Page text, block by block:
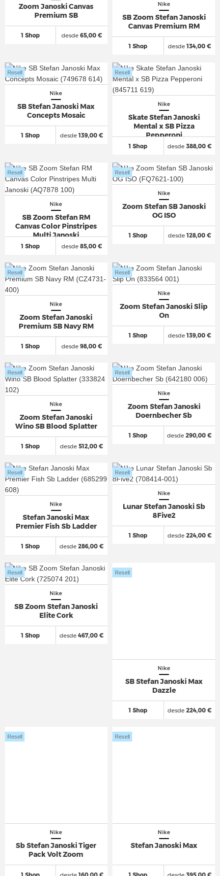
Zoom Janoski Canvas
Premium SB
1 Shop desde65,00 €
Nike
SB Zoom Stefan Janoski
Canvas Premium RM
1 Shop desde134,00 €
Nike
SB Stefan Janoski Max
Concepts Mosaic
1 Shop
Resell
desde139,00 €
Nike
Skate Stefan Janoski
Mental x SB Pizza
Pepperoni
1 Shop
Resell
desde388,00 €
Nike
SB Zoom Stefan RM
Canvas Color Pinstripes
Multi Janoski
1 Shop
Resell
desde85,00 €
Nike
Zoom Stefan SB Janoski
OG ISO
1 Shop
Resell
desde128,00 €
Nike
Zoom Stefan Janoski
Premium SB Navy RM
1 Shop
Resell
desde98,00 €
Nike
Zoom Stefan Janoski Slip
On
1 Shop
Resell
desde139,00 €
Nike
Zoom Stefan Janoski
Wino SB Blood Splatter
1 Shop
Resell
desde 512,00 €
Nike
Zoom Stefan Janoski
Doernbecher Sb
1 Shop
Resell
desde 290,00 €
Nike
Stefan Janoski Max
Premier Fish Sb Ladder
1 Shop
Resell
desde 286,00 €
Nike
Lunar Stefan Janoski Sb
8Five2
1 Shop
Resell
desde224,00 €
Nike
SB Zoom Stefan Janoski
Elite Cork
1 Shop
Resell
desde 467,00 €
Nike
SB Stefan Janoski Max
Dazzle
1 Shop
Resell
desde224,00 €
Nike
Sb Stefan Janoski Tiger
Pack Volt Zoom
Resell
Nike
Stefan Janoski Max
Resell